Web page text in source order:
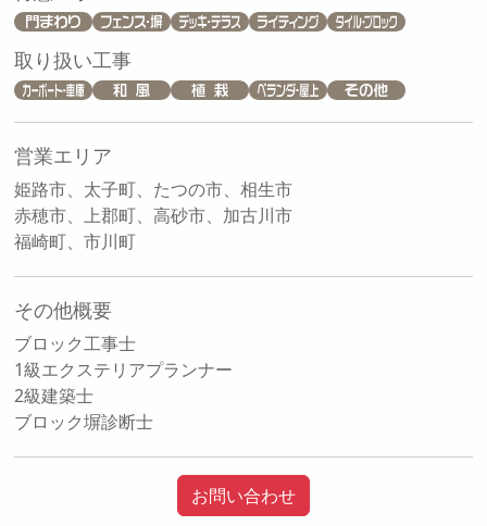
取り扱い工事
営業エリア
姫路市、太子町、たつの市、相生市
赤穂市、上郡町、高砂市、加古川市
福崎町、市川町
その他概要
ブロック工事士
1級エクステリアプランナー
2級建築士
ブロック塀診断士
お問い合わせ